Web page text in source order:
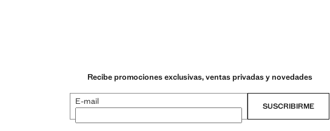
Recibe promociones exclusivas, ventas privadas y novedades
E-mail SUSCRIBIRME